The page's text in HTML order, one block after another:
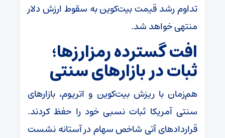
تداوم رشد قیمت بیت‌کوین به سقوط ارزش دلار
منتهی خواهد شد.
افت گسترده رمزارزها؛
ثبات در بازارهای سنتی
هم‌زمان با ریزش بیت‌کوین و اتریوم، بازارهای
سنتی آمریکا ثبات نسبی خود را حفظ کردند.
قراردادهای آتی شاخص سهام در آستانه نشست